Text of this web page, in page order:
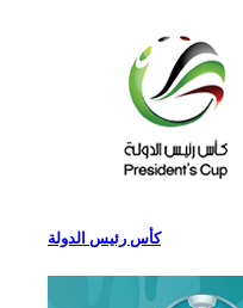
كأس رئيس الدولة